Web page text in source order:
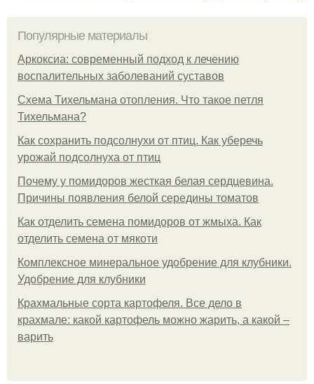
Популярные материалы
Аркоксиа: современный подход к лечению
воспалительных заболеваний суставов
Схема Тихельмана отопления. Что такое петля
Тихельмана?
Как сохранить подсолнухи от птиц. Как уберечь
урожай подсолнуха от птиц
Почему у помидоров жесткая белая сердцевина.
Причины появления белой середины томатов
Как отделить семена помидоров от жмыха. Как
отделить семена от мякоти
Комплексное минеральное удобрение для клубники.
Удобрение для клубники
Крахмальные сорта картофеля. Все дело в
крахмале: какой картофель можно жарить, а какой –
варить